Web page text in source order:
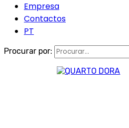
Empresa
Contactos
PT
Procurar por: